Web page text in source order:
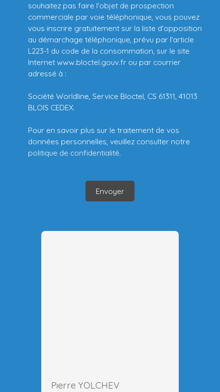
souhaitez pas faire l'objet de prospection
commerciale par voie téléphonique, vous pouvez
vous inscrire gratuitement sur la liste d'opposition
au démarchage téléphonique, prévu par l'article
L223-1 du code de la consommation, sur le site
Internet www.bloctel.gouv.fr ou par courrier
adressé à :
Société Worldline, Service Bloctel, CS 61311, 41013
BLOIS CEDEX.
Pour en savoir plus sur le traitement de vos
données personnelles, veuillez consulter notre
politique de confidentialité.
Envoyer
Pierre YOLCHEV